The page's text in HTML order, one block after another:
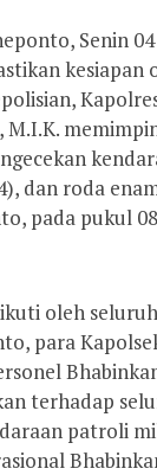
Senin
kesiapan
M.I.K.
dan roda
pada pukul
oleh
para
terhadap
patroli